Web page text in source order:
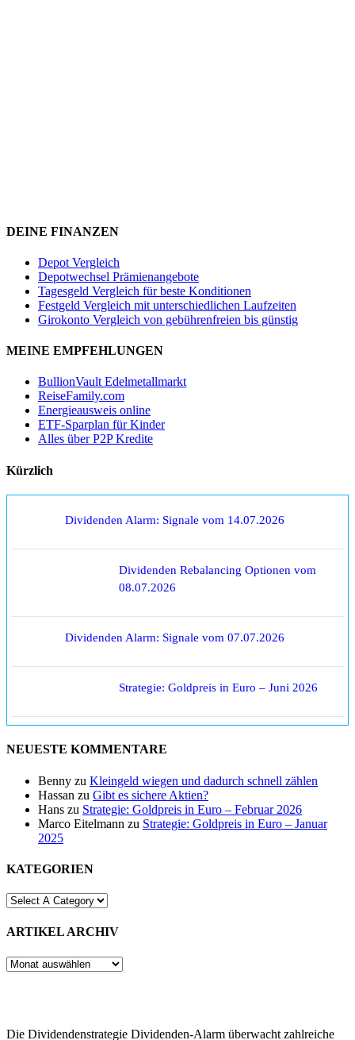
DEINE FINANZEN
Depot Vergleich
Depotwechsel Prämienangebote
Tagesgeld Vergleich für beste Konditionen
Festgeld Vergleich mit unterschiedlichen Laufzeiten
Girokonto Vergleich von gebührenfreien bis günstig
MEINE EMPFEHLUNGEN
BullionVault Edelmetallmarkt
ReiseFamily.com
Energieausweis online
ETF-Sparplan für Kinder
Alles über P2P Kredite
Kürzlich
Dividenden Alarm: Signale vom 14.07.2026
Dividenden Rebalancing Optionen vom
08.07.2026
Dividenden Alarm: Signale vom 07.07.2026
Strategie: Goldpreis in Euro – Juni 2026
NEUESTE KOMMENTARE
Benny zu Kleingeld wiegen und dadurch schnell zählen
Hassan zu Gibt es sichere Aktien?
Hans zu Strategie: Goldpreis in Euro – Februar 2026
Marco Eitelmann zu Strategie: Goldpreis in Euro – Januar
2025
KATEGORIEN
ARTIKEL ARCHIV
ARTIKEL
Die Dividendenstrategie Dividenden-Alarm überwacht zahlreiche